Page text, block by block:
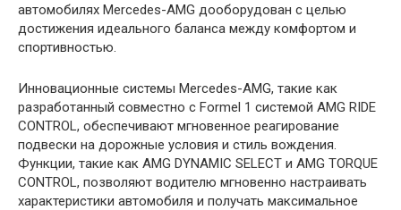
автомобилях Mercedes-AMG дооборудован с целью
достижения идеального баланса между комфортом и
спортивностью.
Инновационные системы Mercedes-AMG, такие как
разработанный совместно с Formel 1 системой AMG RIDE
CONTROL, обеспечивают мгновенное реагирование
подвески на дорожные условия и стиль вождения.
Функции, такие как AMG DYNAMIC SELECT и AMG TORQUE
CONTROL, позволяют водителю мгновенно настраивать
характеристики автомобиля и получать максимальное